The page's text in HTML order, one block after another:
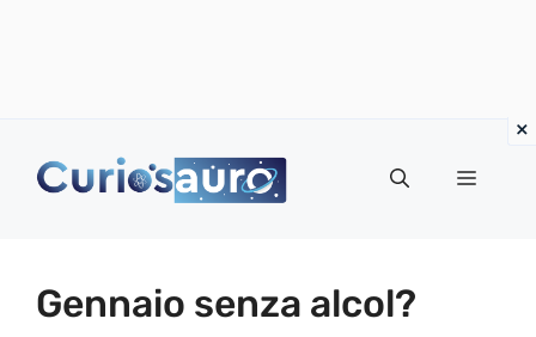
Menu
Gennaio senza alcol?